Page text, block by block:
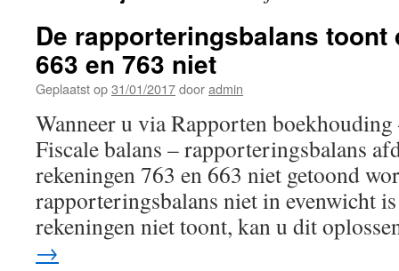
De rapporteringsbalans toont
663 en 763 niet
Geplaatst op31/01/2017dooradmin
Wanneer u via Rapporten
Fiscale balans – rapporteringsbalans
rekeningen 763 en 663 niet getoond
rapporteringsbalans niet in evenwicht
rekeningen niet toont, kan u dit
→